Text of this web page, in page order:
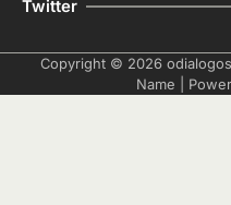
Twitter
Copyright © 2026
Name |